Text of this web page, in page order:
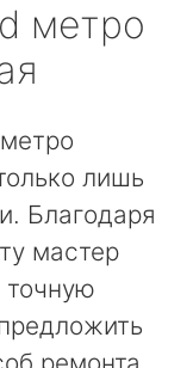
метро
лишь
Благодаря
мастер